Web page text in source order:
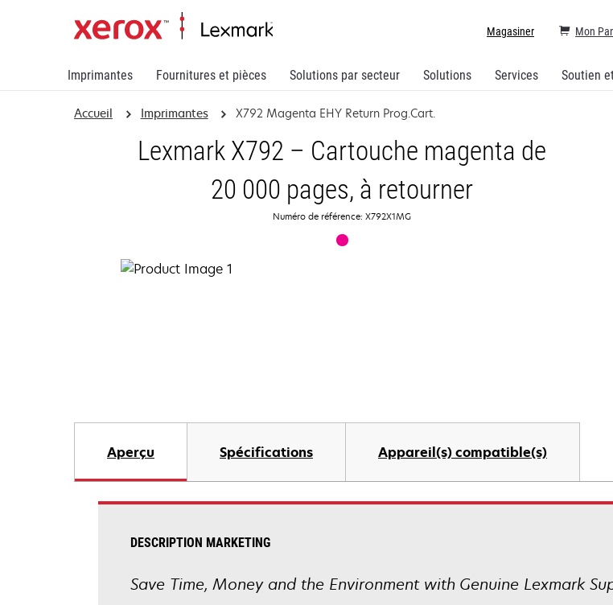
Imprimantes Fournitures et pièces Solutions par secteur Solutions Services Soutien
Magasiner Mon
Accueil Imprimantes X792 Magenta EHY Return Prog.Cart.
Lexmark X792 – Cartouche magenta de
20 000 pages, à retourner
Numéro de référence: X792X1MG
Aperçu Spécifications Appareil(s) compatible(s)
DESCRIPTION MARKETING
Save Time, Money and the Environment with Genuine Lexmark